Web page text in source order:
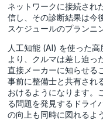
ネットワークに接続され
信し、その診断結果は今
スケジュールのプランニ
人工知能 (AI) を使った
より、クルマは差し迫っ
直接メーカーに知らせる
事前に整備士と共有され
おけるようになります。
る問題を発見するドライ
の向上も同時に図れるよ